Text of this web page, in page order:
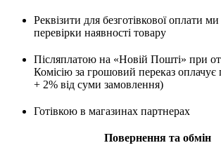
Реквізити для безготівкової оплати
перевірки наявності товару
Післяплатою на «Новій Пошті» при
Комісію за грошовий переказ
+ 2% від суми замовлення)
Готівкою в магазинах партнерах
Повернення та обмін